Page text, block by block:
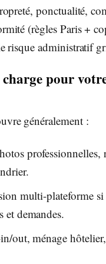
ponctualité,
(règles Paris +
risque administratif
charge pour
généralement :
professionnelles,
multi-plateforme
et demandes.
out, ménage